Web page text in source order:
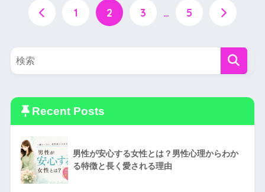
1 2 3 … 5
Recent Posts
男性が安心する女性とは？男性心理からわか
る特徴と長く愛される理由